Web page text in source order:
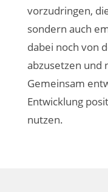
vorzudringen,
sondern auch
dabei noch von
abzusetzen und
Gemeinsam
Entwicklung
nutzen.